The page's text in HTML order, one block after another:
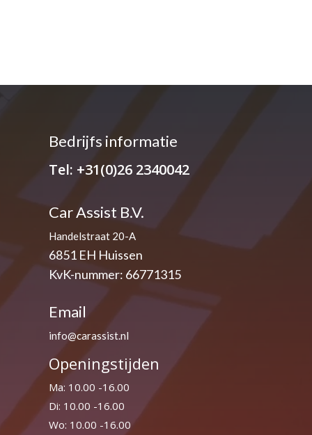
Bedrijfs informatie
Tel: +31(0)26 2340042
Car Assist B.V.
Handelstraat 20-A
6851 EH Huissen
KvK-nummer: 66771315
Email
info@carassist.nl
Openingstijden
Ma: 10.00 -16.00
Di: 10.00 -16.00
Wo: 10.00 -16.00